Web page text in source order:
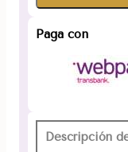
Blanca)
Paga con
Descripción